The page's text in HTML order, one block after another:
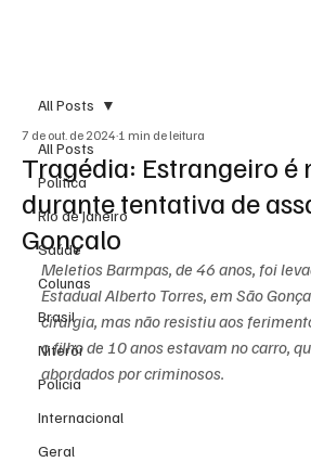
All Posts
Política
Rio de Janeiro
Saúde
Colunas
Brasil
Niterói
Polícia
Internacional
Geral
All Posts
Tragédia: Estrangeiro é
durante tentativa de
Gonçalo
7 de out. de 2024 1 min de leitura
Meletios Barmpas, de 46 anos, foi
Estadual Alberto Torres, em São
cirurgia, mas não resistiu aos
o filho de 10 anos estavam no carro,
abordados por criminosos.